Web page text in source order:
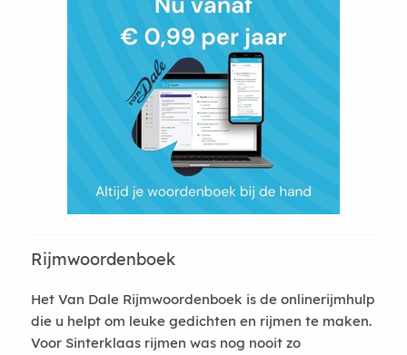
Rijmwoordenboek
Het Van Dale Rijmwoordenboek is de onlinerijmhulp
die u helpt om leuke gedichten en rijmen te maken.
Voor Sinterklaas rijmen was nog nooit zo